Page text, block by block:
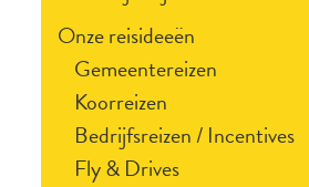
Onze reisideeën
Gemeentereizen
Koorreizen
Bedrijfsreizen / Incentives
Fly & Drives